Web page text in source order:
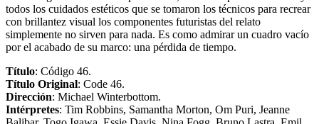
todos los cuidados estéticos que se tomaron los técnicos para recrear
con brillantez visual los componentes futuristas del relato
simplemente no sirven para nada. Es como admirar un cuadro vacío
por el acabado de su marco: una pérdida de tiempo.
Título: Código 46.
Título Original: Code 46.
Dirección: Michael Winterbottom.
Intérpretes: Tim Robbins, Samantha Morton, Om Puri, Jeanne